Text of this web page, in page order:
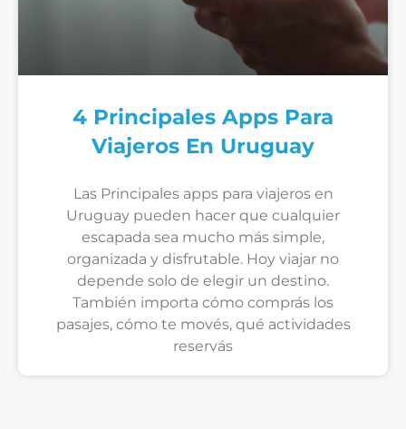
4 Principales Apps Para
Viajeros En Uruguay
Las Principales apps para viajeros en
Uruguay pueden hacer que cualquier
escapada sea mucho más simple,
organizada y disfrutable. Hoy viajar no
depende solo de elegir un destino.
También importa cómo comprás los
pasajes, cómo te movés, qué actividades
reservás